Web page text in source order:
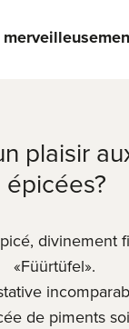
plaisir
épicées?
divinement
«Füürtüfel».
de piments